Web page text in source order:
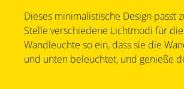
Dieses minimalistische Design passt
Stelle verschiedene Lichtmodi für
Wandleuchte so ein, dass sie die
und unten beleuchtet, und genieße